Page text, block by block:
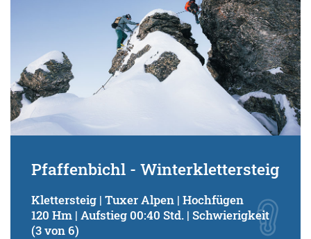
Pfaffenbichl - Winterklettersteig
Klettersteig | Tuxer Alpen | Hochfügen
120 Hm | Aufstieg 00:40 Std. | Schwierigkeit
(3 von 6)